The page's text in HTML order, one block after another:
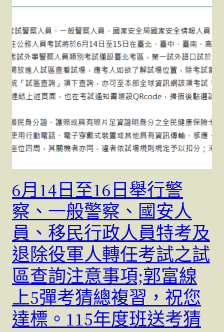
6月14日至16日舉行警
察、一般警察、國安人
員、移民行政人員特考及
退除役軍人轉任考試之試
區查詢注意事項;郭富線
上5彈考猜總複習，祝您
達標。115年度班送考猜